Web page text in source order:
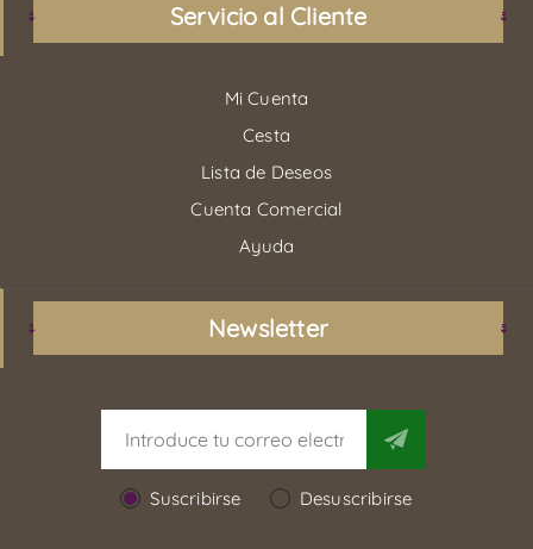
Servicio al Cliente
Mi Cuenta
Cesta
Lista de Deseos
Cuenta Comercial
Ayuda
Newsletter
Suscribirse Desuscribirse